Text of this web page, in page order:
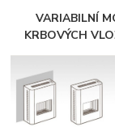
VARIABILNÍ
KRBOVÝCH